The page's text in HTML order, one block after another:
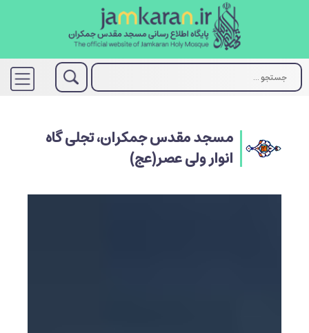
مسجد مقدس جمکران، تجلی گاه
انوار ولی عصر(عج)